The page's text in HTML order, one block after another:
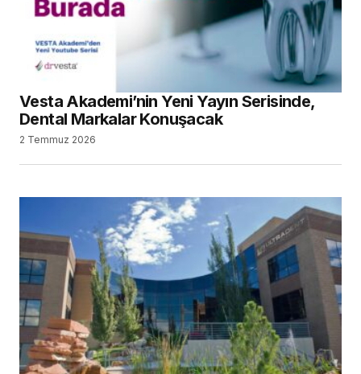
Vesta Akademi’nin Yeni Yayın Serisinde,
Dental Markalar Konuşacak
2 Temmuz 2026